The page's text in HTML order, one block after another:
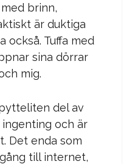
brinn,
är duktiga
också. Tuffa med
sina dörrar
mig.
del av
och är
Det enda som
till internet,